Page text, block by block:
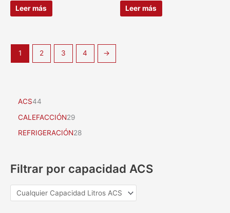
Leer más Leer más
1 2 3 4 →
ACS44
CALEFACCIÓN29
REFRIGERACIÓN28
Filtrar por capacidad ACS